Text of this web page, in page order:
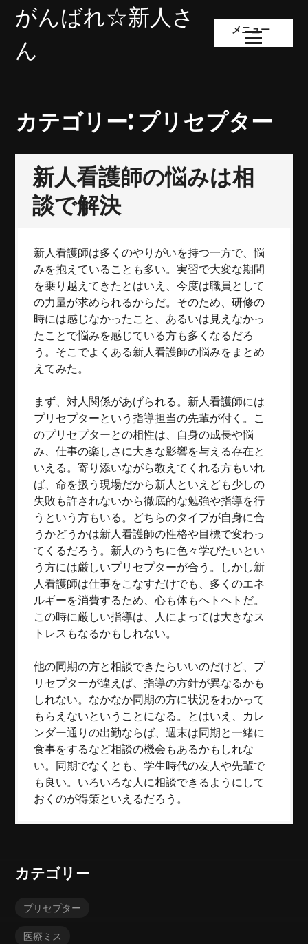
がんばれ☆新人さ
ん
メニュー
カテゴリー: プリセプター
新人看護師の悩みは相
談で解決
新人看護師は多くのやりがいを持つ一方で、悩
みを抱えていることも多い。実習で大変な期間
を乗り越えてきたとはいえ、今度は職員として
の力量が求められるからだ。そのため、研修の
時には感じなかったこと、あるいは見えなかっ
たことで悩みを感じている方も多くなるだろ
う。そこでよくある新人看護師の悩みをまとめ
えてみた。
まず、対人関係があげられる。新人看護師には
プリセプターという指導担当の先輩が付く。こ
のプリセプターとの相性は、自身の成長や悩
み、仕事の楽しさに大きな影響を与える存在と
いえる。寄り添いながら教えてくれる方もいれ
ば、命を扱う現場だから新人といえども少しの
失敗も許されないから徹底的な勉強や指導を行
うという方もいる。どちらのタイプが自身に合
うかどうかは新人看護師の性格や目標で変わっ
てくるだろう。新人のうちに色々学びたいとい
う方には厳しいプリセプターが合う。しかし新
人看護師は仕事をこなすだけでも、多くのエネ
ルギーを消費するため、心も体もヘトヘトだ。
この時に厳しい指導は、人によっては大きなス
トレスもなるかもしれない。
他の同期の方と相談できたらいいのだけど、プ
リセプターが違えば、指導の方針が異なるかも
しれない。なかなか同期の方に状況をわかって
もらえないということになる。とはいえ、カレ
ンダー通りの出勤ならば、週末は同期と一緒に
食事をするなど相談の機会もあるかもしれな
い。同期でなくとも、学生時代の友人や先輩で
も良い。いろいろな人に相談できるようにして
おくのが得策といえるだろう。
カテゴリー
プリセプター
医療ミス